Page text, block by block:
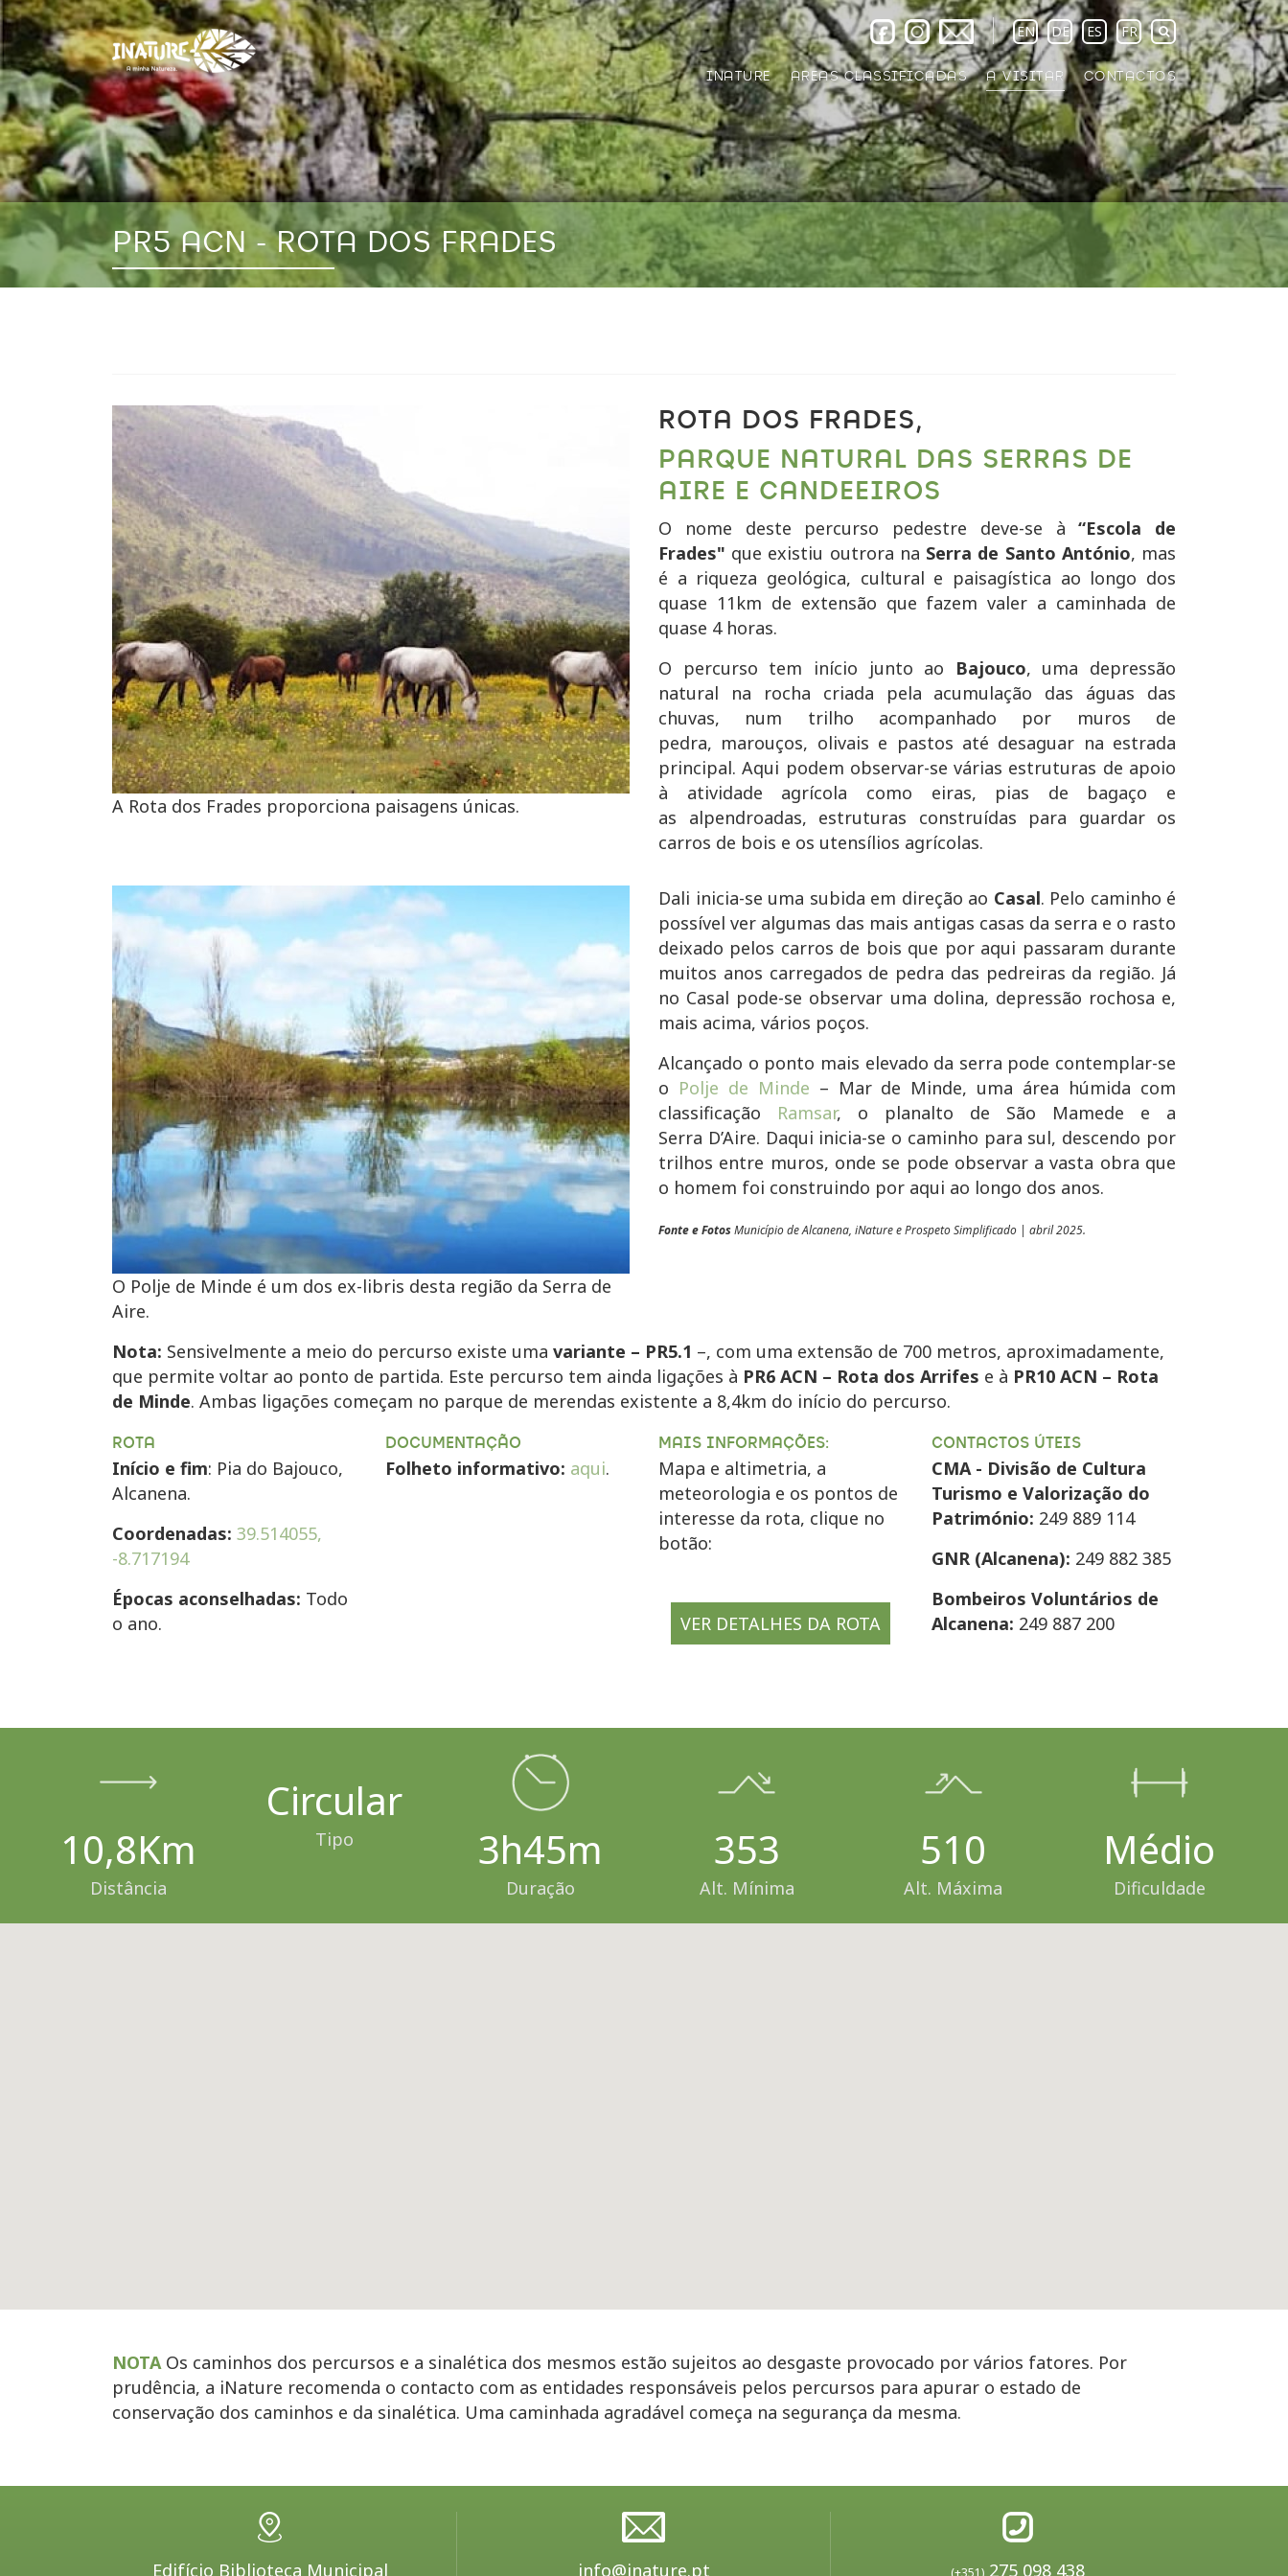
EN DE ES FR
INATURE AREAS CLASSIFICADAS A VISITAR CONTACTOS
PR5 ACN - ROTA DOS FRADES
A Rota dos Frades proporciona paisagens únicas.
ROTA DOS FRADES,
PARQUE NATURAL DAS SERRAS DE
AIRE E CANDEEIROS
O nome deste percurso pedestre deve-se à“Escola de
Frades" que existiu outrora na Serra de Santo António, mas
é a riqueza geológica, cultural e paisagística ao longo dos
quase 11km de extensão que fazem valer a caminhada de
quase 4 horas.
O percurso tem início junto ao Bajouco, uma depressão
natural na rocha criada pela acumulação das águas das
chuvas, num trilho acompanhado por muros de
pedra, marouços, olivais e pastos até desaguar na estrada
principal. Aqui podem observar-se várias estruturas de apoio
à atividade agrícola como eiras, pias de bagaço e
as alpendroadas, estruturas construídas para guardar os
carros de bois e os utensílios agrícolas.
O Polje de Minde é um dos ex-libris desta região da Serra de
Aire.
Dali inicia-se uma subida em direção ao Casal. Pelo caminho é
possível ver algumas das mais antigas casas da serra e o rasto
deixado pelos carros de bois que por aqui passaram durante
muitos anos carregados de pedra das pedreiras da região. Já
no Casal pode-se observar uma dolina, depressão rochosa e,
mais acima, vários poços.
Alcançado o ponto mais elevado da serra pode contemplar-se
o Polje de Minde – Mar de Minde, uma área húmida com
classificação Ramsar, o planalto de São Mamede e a
Serra D’Aire. Daqui inicia-se o caminho para sul, descendo por
trilhos entre muros, onde se pode observar a vasta obra que
o homem foi construindo por aqui ao longo dos anos.
Fonte e FotosMunicípio de Alcanena, iNature e Prospeto Simplificado | abril 2025.
Nota: Sensivelmente a meio do percurso existe uma variante – PR5.1 –, com uma extensão de 700 metros, aproximadamente,
que permite voltar ao ponto de partida. Este percurso tem ainda ligações à PR6 ACN – Rota dos Arrifes e à PR10 ACN – Rota
de Minde. Ambas ligações começam no parque de merendas existente a 8,4km do início do percurso.
ROTA
Início e fim: Pia do Bajouco,
Alcanena.
Coordenadas: 39.514055,
-8.717194
Épocas aconselhadas: Todo
o ano.
DOCUMENTAÇÃO
Folheto informativo: aqui.
MAIS INFORMAÇÕES:
Mapa e altimetria, a
meteorologia e os pontos de
interesse da rota, clique no
botão:
VER DETALHES DA ROTA
CONTACTOS ÚTEIS
CMA - Divisão de Cultura
Turismo e Valorização do
Património: 249 889 114
GNR (Alcanena): 249 882 385
Bombeiros Voluntários de
Alcanena: 249 887 200
10,8Km
Distância
Circular
Tipo 3h45m
Duração
353
Alt. Mínima
510
Alt. Máxima
Médio
Dificuldade
NOTAOs caminhos dos percursos e a sinalética dos mesmos estão sujeitos ao desgaste provocado por vários fatores. Por
prudência, a iNature recomenda o contacto com as entidades responsáveis pelos percursos para apurar o estado de
conservação dos caminhos e da sinalética. Uma caminhada agradável começa na segurança da mesma.
Edifício Biblioteca Municipal info@inature.pt (+351) 275 098 438